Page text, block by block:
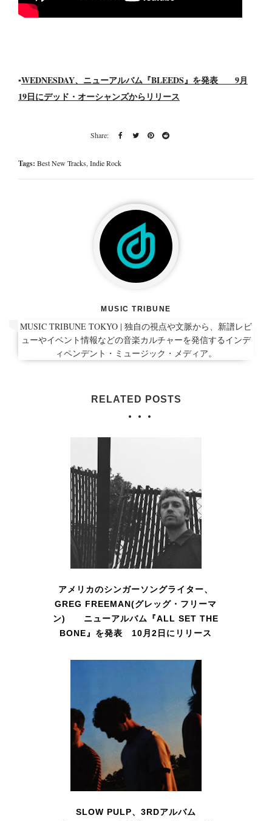
▪️WEDNESDAY、ニューアルバム『BLEEDS』を発表 9月
19日にデッド・オーシャンズからリリース
Tags: Best New Tracks,Indie Rock
MUSIC TRIBUNE
MUSIC TRIBUNE TOKYO | 独自の視点や文脈から、新譜レビ
ューやイベント情報などの音楽カルチャーを発信するインデ
ィペンデント・ミュージック・メディア。
RELATED POSTS
アメリカのシンガーソングライター、
GREG FREEMAN(グレッグ・フリーマ
ン) ニューアルバム『ALL SET THE
BONE』を発表 10月2日にリリース
SLOW PULP、3RDアルバム